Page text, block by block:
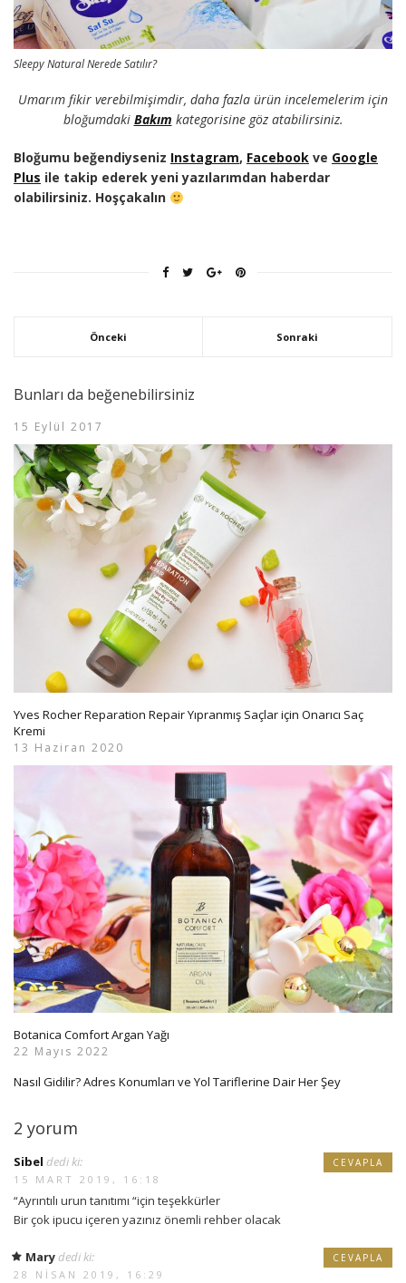
Sleepy Natural Nerede Satılır?
Umarım fikir verebilmişimdir, daha fazla ürün incelemelerim için
bloğumdaki Bakım kategorisine göz atabilirsiniz.
Bloğumu beğendiyseniz Instagram, Facebook ve Google
Plus ile takip ederek yeni yazılarımdan haberdar
olabilirsiniz. Hoşçakalın
Önceki Sonraki
Bunları da beğenebilirsiniz
15 Eylül 2017
Yves Rocher Reparation Repair Yıpranmış Saçlar için Onarıcı Saç
Kremi
13 Haziran 2020
Botanica Comfort Argan Yağı
22 Mayıs 2022
Nasıl Gidilir? Adres Konumları ve Yol Tariflerine Dair Her Şey
2 yorum
Sibel dedi ki:
15 MART 2019, 16:18
“Ayrıntılı urun tanıtımı “için teşekkürler
Bir çok ipucu içeren yazınız önemli rehber olacak
CEVAPLA
Mary dedi ki:
28 NISAN 2019, 16:29
CEVAPLA